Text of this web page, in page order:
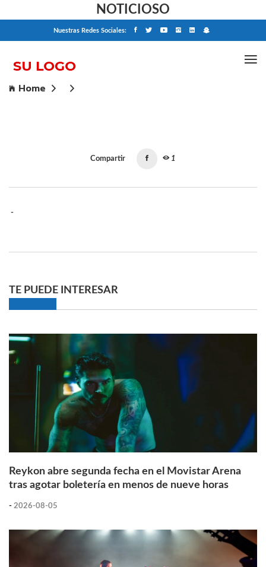
NOTICIOSO
Nuestras Redes Sociales:
Home
Compartir 1
-
TE PUEDE INTERESAR
Reykon abre segunda fecha en el Movistar Arena
tras agotar boletería en menos de nueve horas
- 2026-08-05